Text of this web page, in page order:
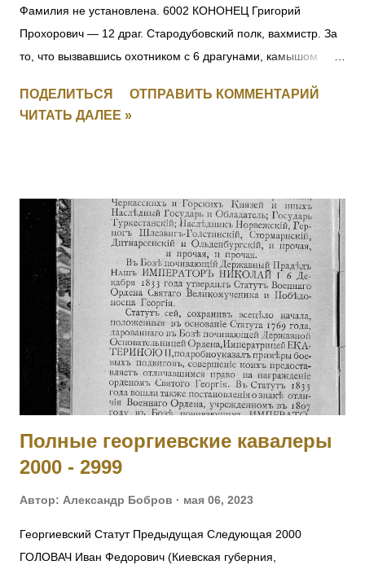
Фамилия не установлена. 6002 КОНОНЕЦ Григорий
Прохорович — 12 драг. Стародубовский полк, вахмистр. За
то, что вызвавшись охотником с 6 драгунами, камышом
расположение и движение противника на переправе, заняв
переправу, прикрыл отступление эскадрона, потеряв только
отличие в бою 24.05.1915 под с. Старжава, когда за убылью
офицеров, командуя ротой, при отходе частей войск боевой
линии, восстановил порядок в роте, бросился с ней в атаку
и задержал наступавшего противника. Произведен в
прапорщики за боевые отличия приказом
Главнокомандующего армиями Юго-Западного фронта №
890 от 19.07.1915. [II-3310, IV-95236] 6004 - 6006 Фамилия
не установлена. 6007 ГОЛЕН Семен Викентьевич — 9
отдельная саперная рота, ст. унтер-офицер. За то, чт...
ПОДЕЛИТЬСЯ
ОТПРАВИТЬ КОММЕНТАРИЙ
ЧИТАТЬ ДАЛЕЕ »
Полные георгиевские кавалеры
2000 - 2999
Автор: Александр Бобров мая 06, 2023
Георгиевский Статут Предыдущая Следующая 2000
ГОЛОВАЧ Иван Федорович (Киевская губерния,